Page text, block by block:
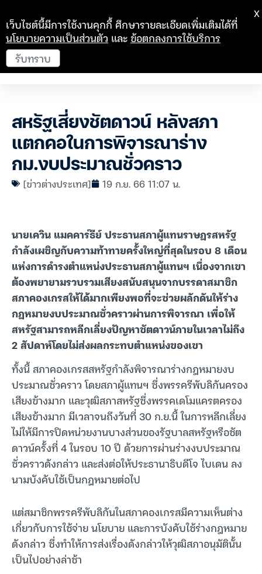
สหรัฐเสี่ยงชัตดาวน์ หลังสภา
แตกคอในการพิจารณาร่าง
กม.งบประมาณชั่วคราว
[ข่าวต่างประเทศ] 19 ก.ย. 66 11:07 น.
นายเควิน แมคคาร์ธีย์ ประธานสภาผู้แทนราษฎรสหรัฐ
กำลังเผชิญกับความท้าทายครั้งใหญ่ที่สุดในรอบ 8 เดือน
แห่งการดำรงตำแหน่งประธานสภาผู้แทนฯ เนื่องจากเขา
ต้องพยายามรวบรวมเสียงสนับสนุนจากบรรดาสมาชิก
สภาคองเกรสให้ได้มากเพียงพอที่จะช่วยผลักดันให้ร่าง
กฎหมายงบประมาณชั่วคราวผ่านการพิจารณา เพื่อให้
สหรัฐสามารถหลีกเลี่ยงปัญหาชัตดาวน์ภายในเวลาไม่ถึง
2 สัปดาห์โดยไม่ส่งผลกระทบตำแหน่งของเขา
ทั้งนี้ สภาคองเกรสสหรัฐกำลังพิจารณาร่างกฎหมายงบ
ประมาณชั่วคราว โดยสภาผู้แทนฯ ซึ่งพรรครีพับลิกันครอง
เสียงข้างมาก และวุฒิสภาสหรัฐซึ่งพรรคเดโมแครตครอง
เสียงข้างมาก มีเวลาจนถึงวันที่ 30 ก.ย.นี้ ในการหลีกเลี่ยง
ไม่ให้มีการปิดหน่วยงานบางส่วนของรัฐบาลสหรัฐหรือชัต
ดาวน์ครั้งที่ 4 ในรอบ 10 ปี ด้วยการผ่านร่างงบประมาณ
ชั่วคราวดังกล่าว และส่งต่อให้ประธานาธิบดีโจ ไบเดน ลง
นามบังคับใช้เป็นกฎหมายต่อไป
แต่สมาชิกพรรครีพับลิกันในสภาคองเกรสมีความเห็นต่าง
เกี่ยวกับการใช้จ่าย นโยบาย และการบังคับใช้ร่างกฎหมาย
ดังกล่าว ซึ่งทำให้การส่งเรื่องดังกล่าวให้วุฒิสภาอนุมัตินั้น
เป็นไปอย่างล่าช้า
เว็บไซต์นี้มีการใช้งานคุกกี้ ศึกษารายละเอียดเพิ่มเติมได้ที่
นโยบายความเป็นส่วนตัว และข้อตกลงการใช้บริการ
รับทราบ
X